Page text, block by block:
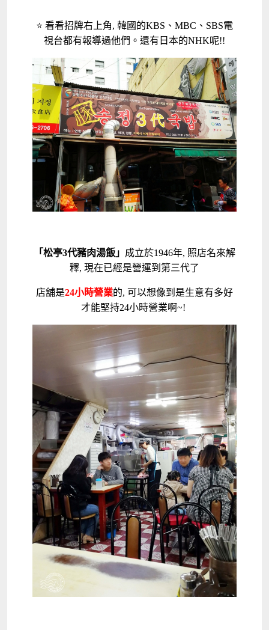
⭐ 看看招牌右上角, 韓國的KBS、MBC、SBS電
視台都有報導過他們。還有日本的NHK呢!!
「松亭3代豬肉湯飯」 成立於1946年, 照店名來解
釋, 現在已經是營運到第三代了
店舖是24小時營業的, 可以想像到是生意有多好
才能堅持24小時營業啊~!